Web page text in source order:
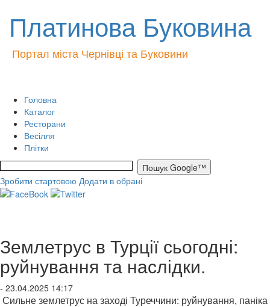
Платинова Буковина
Портал міста Чернівці та Буковини
Головна
Каталог
Ресторани
Весілля
Плітки
Зробити стартовою Додати в обрані
Землетрус в Турції сьогодні:
руйнування та наслідки.
- 23.04.2025 14:17
Сильне землетрус на заході Туреччини: руйнування, паніка